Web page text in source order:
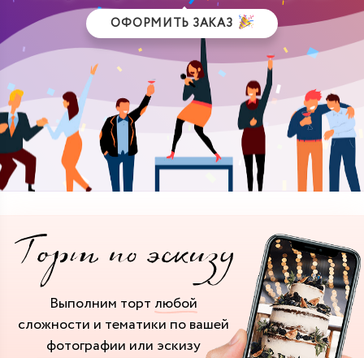
ОФОРМИТЬ ЗАКАЗ
Выполним торт любой
сложности и тематики по вашей
фотографии или эскизу